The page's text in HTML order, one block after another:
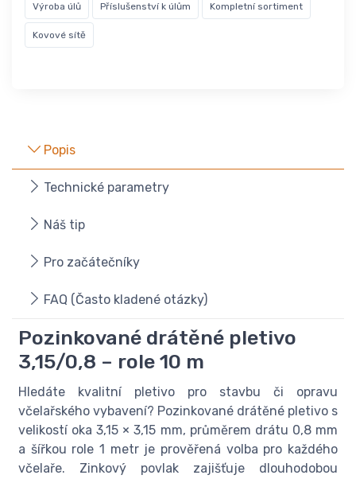
Výroba úlů Příslušenství k úlům Kompletní sortiment
Kovové sítě
Popis
Technické parametry
Náš tip
Pro začátečníky
FAQ (Často kladené otázky)
Pozinkované drátěné pletivo
3,15/0,8 – role 10 m
Hledáte kvalitní pletivo pro stavbu či opravu
včelařského vybavení? Pozinkované drátěné pletivo s
velikostí oka 3,15 × 3,15 mm, průměrem drátu 0,8 mm
a šířkou role 1 metr je prověřená volba pro každého
včelaře. Zinkový povlak zajišťuje dlouhodobou